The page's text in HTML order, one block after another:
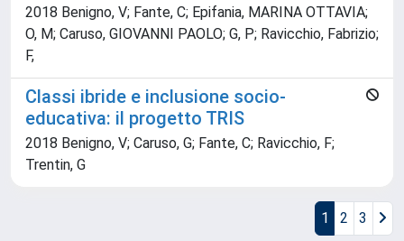
2018 Benigno, V; Fante, C; Epifania, MARINA OTTAVIA;
O, M; Caruso, GIOVANNI PAOLO; G, P; Ravicchio, Fabrizio;
F,
Classi ibride e inclusione socio-
educativa: il progetto TRIS
2018 Benigno, V; Caruso, G; Fante, C; Ravicchio, F;
Trentin, G
1 2 3